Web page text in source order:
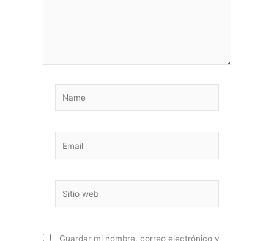
web
Guardar mi nombre, correo electrónico y